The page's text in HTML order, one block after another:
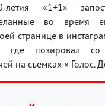
«1+1»
во время
странице в
где позировал
на съемках « Голос.